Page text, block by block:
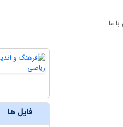
ما
فایل ها